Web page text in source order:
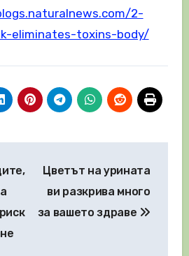
2-
eliminates-toxins-body/
Цветът на урината
ви разкрива много
за вашето здраве